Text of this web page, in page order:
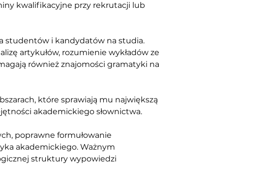
kwalifikacyjne przy rekrutacji lub
studentów i kandydatów na studia.
artykułów, rozumienie wykładów ze
również znajomości gramatyki na
które sprawiają mu największą
akademickiego słownictwa.
poprawne formułowanie
akademickiego. Ważnym
struktury wypowiedzi